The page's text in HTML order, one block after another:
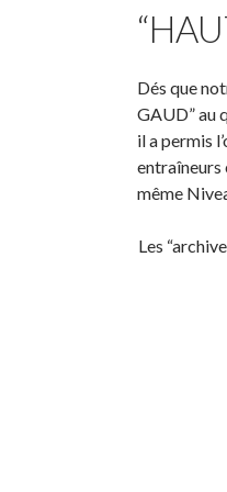
Dés que
GAUD” au
il a permis
entraîneurs
même
Les